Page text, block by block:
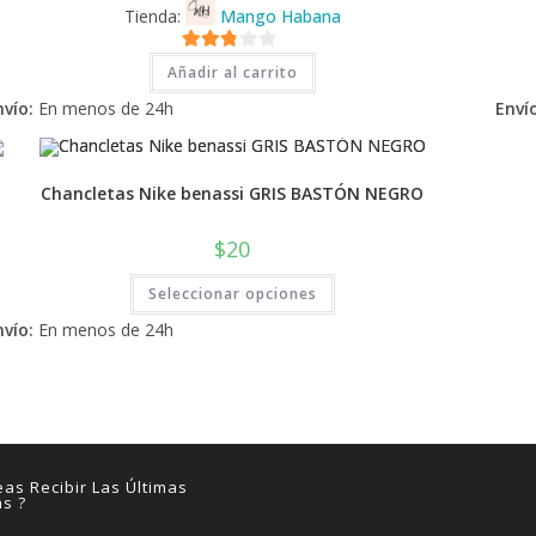
Tienda: Mango Habana
2.71
de 5
Añadir al carrito
En menos de 24h
Chancletas Nike benassi GRIS BASTÓN NEGRO
$20
Seleccionar opciones
Este
tiene
en
En menos de 24h
Recibir Las Últimas
?